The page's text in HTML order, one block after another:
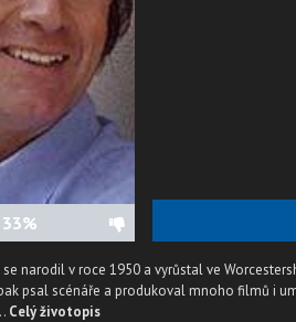
33%
se narodil v roce 1950 a vyrůstal ve
psal scénáře a produkoval mnoho filmů i
Celý životopis